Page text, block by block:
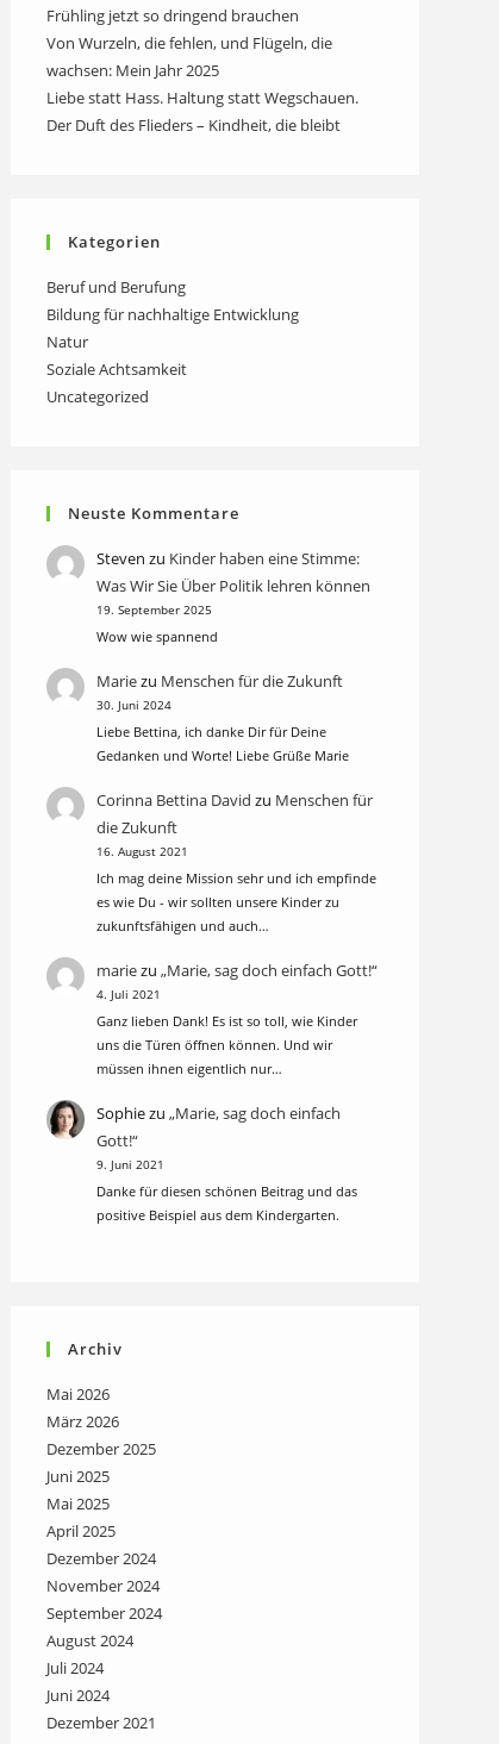
Frühling jetzt so dringend brauchen
Von Wurzeln, die fehlen, und Flügeln, die
wachsen: Mein Jahr 2025
Liebe statt Hass. Haltung statt Wegschauen.
Der Duft des Flieders – Kindheit, die bleibt
Kategorien
Beruf und Berufung
Bildung für nachhaltige Entwicklung
Natur
Soziale Achtsamkeit
Uncategorized
Neuste Kommentare
Steven zu Kinder haben eine Stimme:
Was Wir Sie Über Politik lehren können
19. September 2025
Wow wie spannend
Mariezu Menschen für die Zukunft
30. Juni 2024
Liebe Bettina, ich danke Dir für Deine
Gedanken und Worte! Liebe Grüße Marie
Corinna Bettina David zu Menschen für
die Zukunft
16. August 2021
Ich mag deine Mission sehr und ich empfinde
es wie Du - wir sollten unsere Kinder zu
zukunftsfähigen und auch…
mariezu„Marie, sag doch einfach Gott!“
4. Juli 2021
Ganz lieben Dank! Es ist so toll, wie Kinder
uns die Türen öffnen können. Und wir
müssen ihnen eigentlich nur…
Sophiezu„Marie, sag doch einfach
Gott!“
9. Juni 2021
Danke für diesen schönen Beitrag und das
positive Beispiel aus dem Kindergarten.
Archiv
Mai 2026
März 2026
Dezember 2025
Juni 2025
Mai 2025
April 2025
Dezember 2024
November 2024
September 2024
August 2024
Juli 2024
Juni 2024
Dezember 2021